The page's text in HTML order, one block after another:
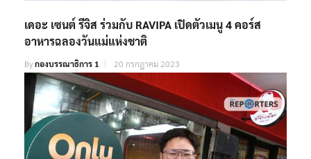
เดอะ เซนต์ รีจิส ร่วมกับ RAVIPA เปิดตัวเมนู 4 คอร์ส
อาหารฉลองวันแม่แห่งชาติ
Byกองบรรณาธิการ 1 20 กรกฎาคม 2023